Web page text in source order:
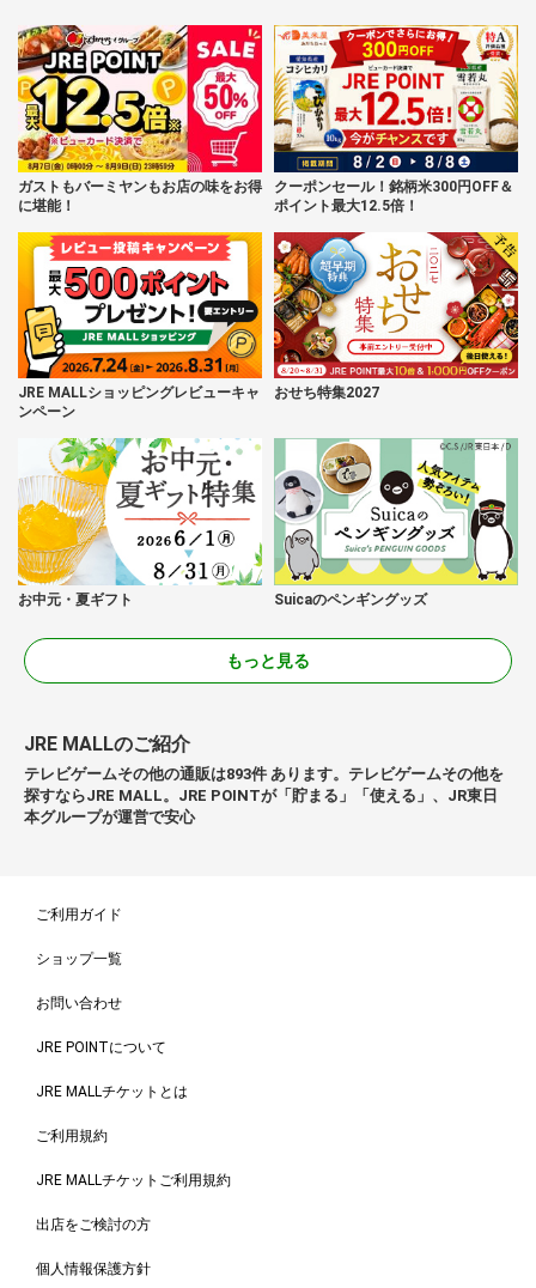
ガストもバーミヤンもお店の味をお得
に堪能！
クーポンセール！銘柄米300円OFF＆
ポイント最大12.5倍！
JRE MALLショッピングレビューキャ
ンペーン
おせち特集2027
お中元・夏ギフト Suicaのペンギングッズ
もっと見る
JRE MALLのご紹介
テレビゲームその他の通販は893件 あります。テレビゲームその他を
探すならJRE MALL。JRE POINTが「貯まる」「使える」、JR東日
本グループが運営で安心
ご利用ガイド
ショップ一覧
お問い合わせ
JRE POINTについて
JRE MALLチケットとは
ご利用規約
JRE MALLチケットご利用規約
出店をご検討の方
個人情報保護方針